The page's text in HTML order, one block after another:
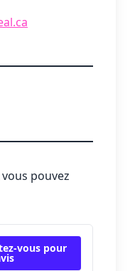
pouvez
vous pour